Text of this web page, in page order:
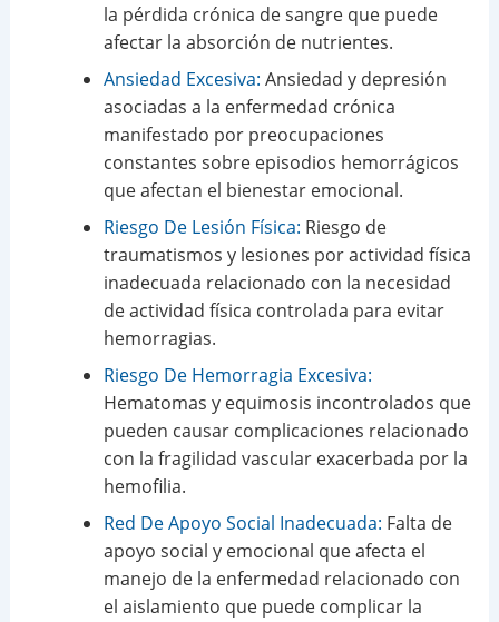
la pérdida crónica de sangre que puede
afectar la absorción de nutrientes.
Ansiedad Excesiva: Ansiedad y depresión
asociadas a la enfermedad crónica
manifestado por preocupaciones
constantes sobre episodios hemorrágicos
que afectan el bienestar emocional.
Riesgo De Lesión Física: Riesgo de
traumatismos y lesiones por actividad física
inadecuada relacionado con la necesidad
de actividad física controlada para evitar
hemorragias.
Riesgo De Hemorragia Excesiva:
Hematomas y equimosis incontrolados que
pueden causar complicaciones relacionado
con la fragilidad vascular exacerbada por la
hemofilia.
Red De Apoyo Social Inadecuada: Falta de
apoyo social y emocional que afecta el
manejo de la enfermedad relacionado con
el aislamiento que puede complicar la